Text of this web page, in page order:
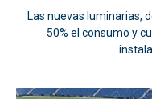
Las nuevas luminarias,
50% el consumo y